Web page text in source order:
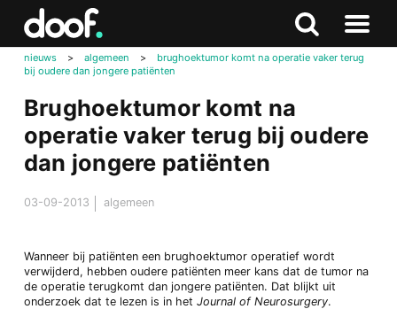
Zoeken
Naar
menu
nieuws > algemeen >
brughoektumor komt na operatie vaker terug
bij oudere dan jongere patiënten
Brughoektumor komt na
operatie vaker terug bij oudere
dan jongere patiënten
03-09-2013 algemeen
Wanneer bij patiënten een brughoektumor operatief wordt
verwijderd, hebben oudere patiënten meer kans dat de tumor na
de operatie terugkomt dan jongere patiënten. Dat blijkt uit
onderzoek dat te lezen is in het Journal of Neurosurgery.
Doof.nl
Zoeken
naar